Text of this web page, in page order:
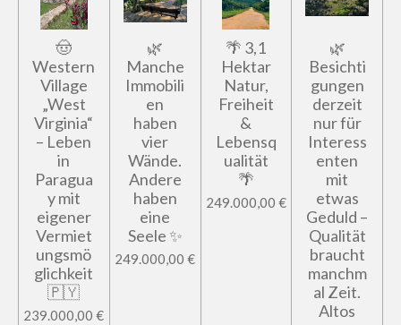
🤠
Western
Village
„West
Virginia“
– Leben
in
Paragua
y mit
eigener
Vermiet
ungsmö
glichkeit
🇵🇾
239.000,00 €
🌿
Manche
Immobili
en
haben
vier
Wände.
Andere
haben
eine
Seele ✨
249.000,00 €
🌴 3,1
Hektar
Natur,
Freiheit
&
Lebensq
ualität
🌴
249.000,00 €
🌿
Besichti
gungen
derzeit
nur für
Interess
enten
mit
etwas
Geduld –
Qualität
braucht
manchm
al Zeit.
Altos